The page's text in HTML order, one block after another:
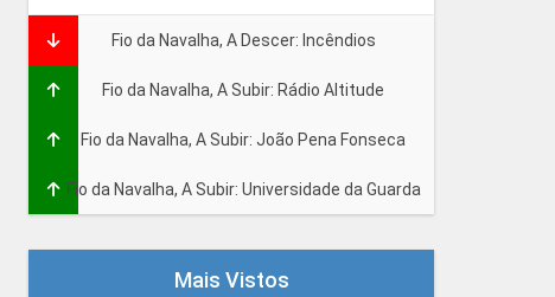
Fio da Navalha, A Descer: Incêndios
Fio da Navalha, A Subir: Rádio Altitude
Fio da Navalha, A Subir: João Pena Fonseca
Fio da Navalha, A Subir: Universidade da Guarda
Mais Vistos